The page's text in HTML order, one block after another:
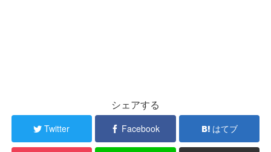
シェアする
Twitter Facebook はてブ